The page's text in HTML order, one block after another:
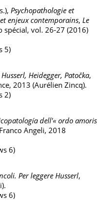
Psychopathologie et
enjeux contemporains, Le
spécial, vol. 26-27 (2016)
5)
Heidegger, Patočka,
2013 (Aurélien Zincq).
2)
dell'« ordo amoris
Angeli, 2018
6)
Per leggere Husserl,
6)